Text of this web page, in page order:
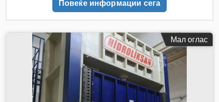
Повеќе информации сега
Мал оглас